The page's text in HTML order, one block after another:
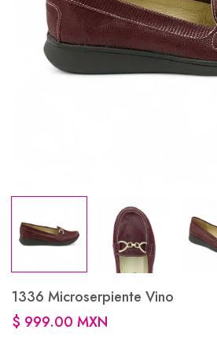
1336 Microserpiente Vino
$ 999.00 MXN